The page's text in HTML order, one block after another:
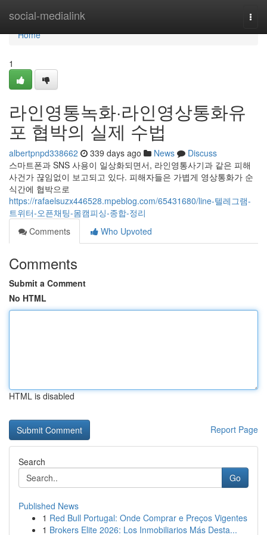
social-medialink
Home
Home
1
라인영통녹화·라인영상통화유
포 협박의 실제 수법
albertpnpd338662 339 days ago News
Discuss
스마트폰과 SNS 사용이 일상화되면서, 라인영통사기과 같은 피해
사건가 끊임없이 보고되고 있다. 피해자들은 가볍게 영상통화가 순
식간에 협박으로
https://rafaelsuzx446528.mpeblog.com/65431680/line-텔레그램-
트위터-오픈채팅-몸캠피싱-종합-정리
Comments
Who Upvoted
Comments
Submit a Comment
No HTML
HTML is disabled
Report Page
Search
Go
Published News
1 Red Bull Portugal: Onde Comprar e Preços Vigentes
1 Brokers Elite 2026: Los Inmobiliarios Más Desta...